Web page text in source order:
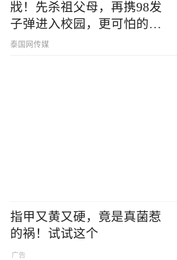
戕！先杀祖父母，再携98发
子弹进入校园，更可怕的细
节公布了
泰国网传媒
指甲又黄又硬，竟是真菌惹
的祸！试试这个